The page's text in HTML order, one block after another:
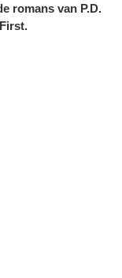
romans van P.D.